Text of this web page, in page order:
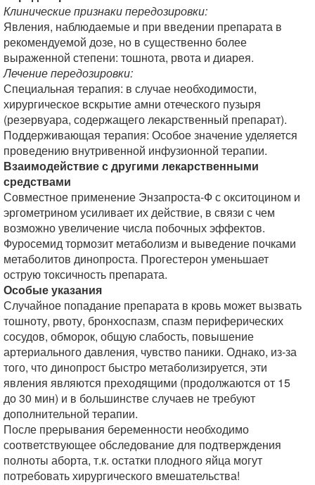
Клинические признаки передозировки:
Явления, наблюдаемые и при введении препарата в
рекомендуемой дозе, но в существенно более
выраженной степени: тошнота, рвота и диарея.
Лечение передозировки:
Специальная терапия: в случае необходимости,
хирургическое вскрытие амни отеческого пузыря
(резервуара, содержащего лекарственный препарат).
Поддерживающая терапия: Особое значение уделяется
проведению внутривенной инфузионной терапии.
Взаимодействие с другими лекарственными
средствами
Совместное применение Энзапроста-Ф с окситоцином и
эргометрином усиливает их действие, в связи с чем
возможно увеличение числа побочных эффектов.
Фуросемид тормозит метаболизм и выведение почками
метаболитов динопроста. Прогестерон уменьшает
острую токсичность препарата.
Особые указания
Случайное попадание препарата в кровь может вызвать
тошноту, рвоту, бронхоспазм, спазм периферических
сосудов, обморок, общую слабость, повышение
артериального давления, чувство паники. Однако, из-за
того, что динопрост быстро метаболизируется, эти
явления являются преходящими (продолжаются от 15
до 30 мин) и в большинстве случаев не требуют
дополнительной терапии.
После прерывания беременности необходимо
соответствующее обследование для подтверждения
полноты аборта, т.к. остатки плодного яйца могут
потребовать хирургического вмешательства!